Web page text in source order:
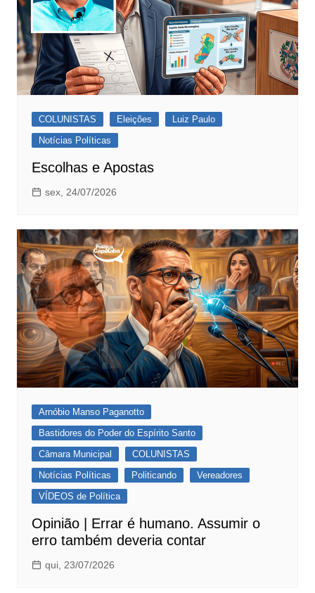
COLUNISTAS Eleições
Luiz Paulo
Notícias Políticas
Escolhas e Apostas
sex, 24/07/2026
Arnóbio Manso Paganotto
Bastidores do Poder do Espírito Santo
Câmara Municipal
COLUNISTAS
Notícias Políticas
Politicando
Vereadores
VÍDEOS de Política
Opinião | Errar é humano. Assumir o
erro também deveria contar
qui, 23/07/2026